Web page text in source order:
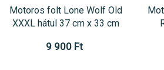
Motoros folt Lone Wolf Old
XXXL hátul 37 cm x 33 cm
9 900 Ft